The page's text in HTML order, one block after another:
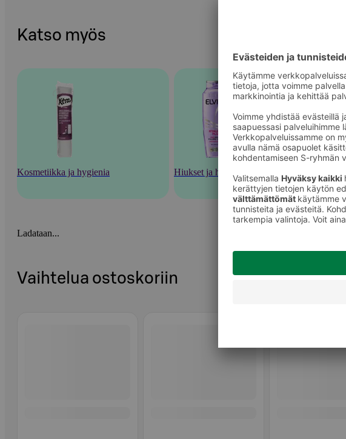
Katso myös
Kosmetiikka ja hygienia Hiukset ja hiustenhoito
Ladataan...
Vaihtelua ostoskoriin